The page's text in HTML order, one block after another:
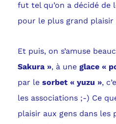
fut tel qu’on a décidé de
pour le plus grand
Et puis, on s’amuse
Sakura », à une glace «
par le sorbet « yuzu »,
les associations ;-) Ce
plaisir aux gens dans